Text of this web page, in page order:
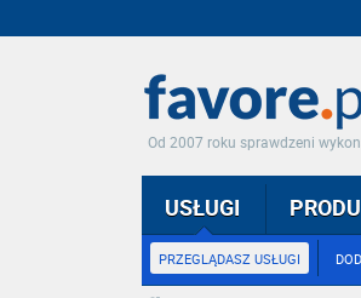
Od 2007 roku sprawdzeni
USŁUGI
PRZEGLĄDASZ USŁUGI